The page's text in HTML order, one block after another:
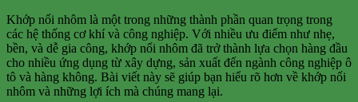
Khớp nối nhôm là một trong những thành phần quan trọng trong
các hệ thống cơ khí và công nghiệp. Với nhiều ưu điểm như nhẹ,
bền, và dễ gia công, khớp nối nhôm đã trở thành lựa chọn hàng đầu
cho nhiều ứng dụng từ xây dựng, sản xuất đến ngành công nghiệp ô
tô và hàng không. Bài viết này sẽ giúp bạn hiểu rõ hơn về khớp nối
nhôm và những lợi ích mà chúng mang lại.